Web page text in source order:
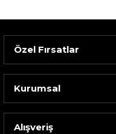
Özel Fırsatlar
Kurumsal
Alışveriş